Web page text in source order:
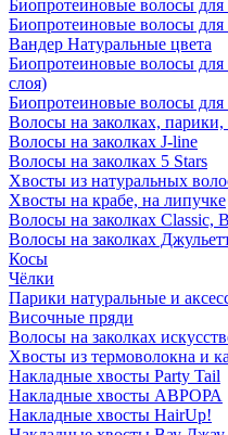
Биопротеиновые волосы
Биопротеиновые волосы
Вандер Натуральные цвета
Биопротеиновые волосы
слоя)
Биопротеиновые волосы
Волосы на заколках,
Волосы на заколках J-line
Волосы на заколках 5 Stars
Хвосты из натуральных
Хвосты на крабе, на липучке
Волосы на заколках Classic,
Волосы на заколках
Косы
Чёлки
Парики натуральные и
Височные пряди
Волосы на заколках
Хвосты из термоволокна и
Накладные хвосты Party Tail
Накладные хвосты АВРОРА
Накладные хвосты HairUp!